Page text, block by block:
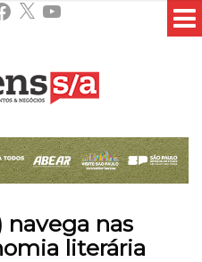
X YouTube
navega nas
literária